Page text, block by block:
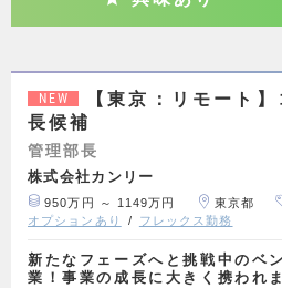
NEW
【東京：リモート
長候補
管理部長
株式会社カンリー
950万円 ～ 1149万円 東京都
オプションあり
フレックス勤務
新たなフェーズへと挑戦中のベ
業！事業の成長に大きく携われ